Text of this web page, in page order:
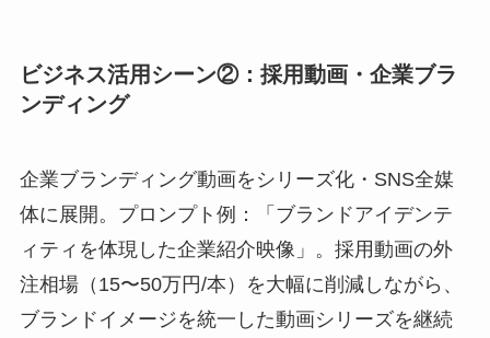
ビジネス活用シーン②：採用動画・企業ブラ
ンディング
企業ブランディング動画をシリーズ化・SNS全媒
体に展開。プロンプト例：「ブランドアイデンテ
ィティを体現した企業紹介映像」。採用動画の外
注相場（15〜50万円/本）を大幅に削減しながら、
ブランドイメージを統一した動画シリーズを継続